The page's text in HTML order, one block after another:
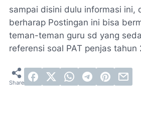
sampai disini dulu informasi ini,
berharap Postingan ini bisa
teman-teman guru sd yang
referensi soal PAT penjas tahun